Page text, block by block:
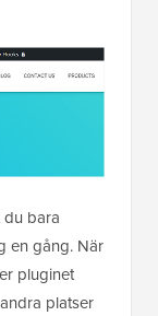
bara
en gång. När
pluginet
platser